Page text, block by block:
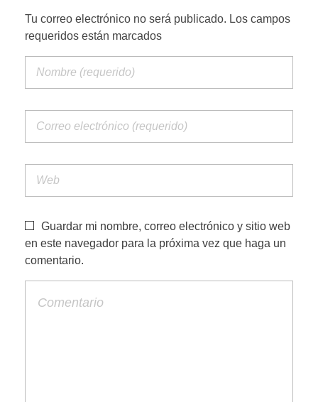
PORTFOLIO WEB
Tu correo electrónico no será publicado. Los campos
requeridos están marcados
Guardar mi nombre, correo electrónico y sitio web
en este navegador para la próxima vez que haga un
comentario.